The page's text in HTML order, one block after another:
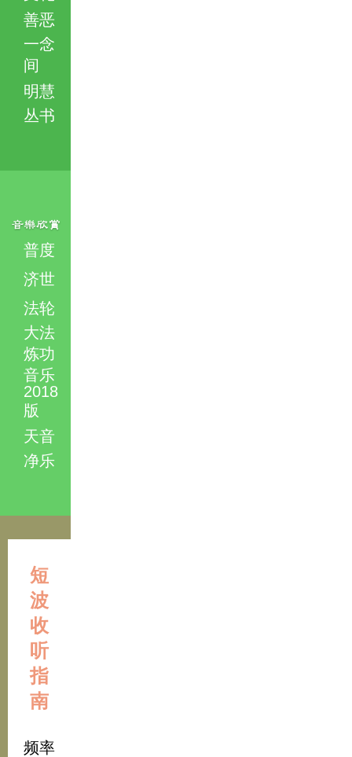
善恶
一念
间
明慧
丛书
普度
济世
法轮
大法
炼功
音乐
2018
版
天音
净乐
短
波
收
听
指
南
频率